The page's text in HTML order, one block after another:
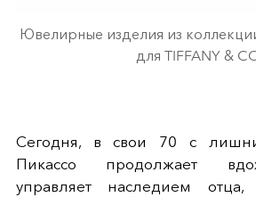
Ювелирные изделия из
для TIFFANY &
Сегодня, в свои 70 с
Пикассо продолжает
управляет наследием отца,